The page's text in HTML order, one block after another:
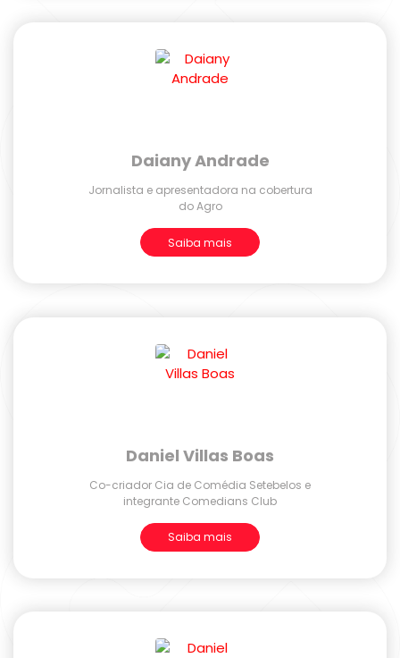
Daiany Andrade
Jornalista e apresentadora na cobertura
do Agro
Saiba mais
Daniel Villas Boas
Co-criador Cia de Comédia Setebelos e
integrante Comedians Club
Saiba mais